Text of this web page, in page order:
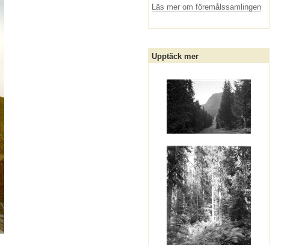
Läs mer om föremålssamlingen
Upptäck mer